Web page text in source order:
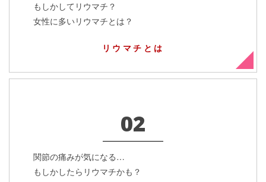
もしかしてリウマチ？
女性に多いリウマチとは？
リウマチとは
02
関節の痛みが気になる…
もしかしたらリウマチかも？